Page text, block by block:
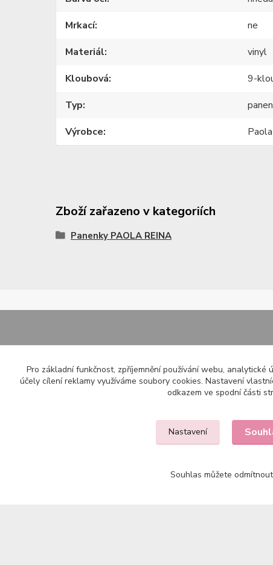
Mrkací
ne
Materiál
vinyl
Kloubová
9-
Typ
Výrobce
Zboží zařazeno v kategoriích
Panenky PAOLA REINA
Pro základní funkčnost, zpříjemnění používání webu, analytické
účely cílení reklamy využíváme soubory cookies. Nastavení
odkazem ve spodní části
Nastavení
Souhlas můžete odmítnout